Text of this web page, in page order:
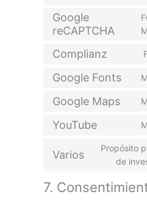
Google
reCAPTCHA
Complianz
Google Fonts
Google Maps
YouTube
Varios
Propósito
de
7.